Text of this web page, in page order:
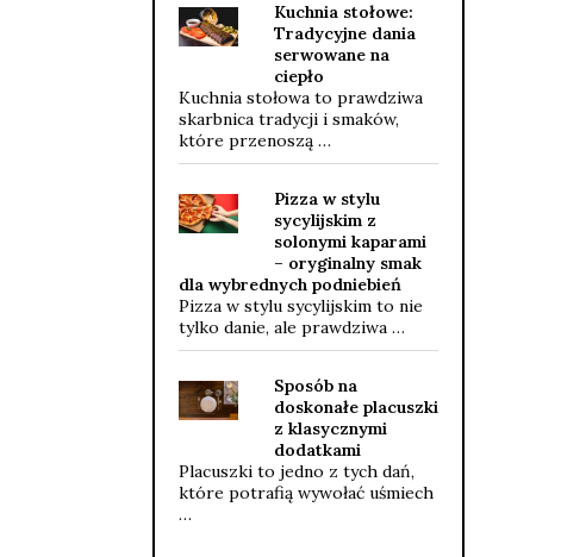
Kuchnia stołowe:
Tradycyjne dania
serwowane na
ciepło
Kuchnia stołowa to prawdziwa
skarbnica tradycji i smaków,
które przenoszą …
Pizza w stylu
sycylijskim z
solonymi kaparami
– oryginalny smak
dla wybrednych podniebień
Pizza w stylu sycylijskim to nie
tylko danie, ale prawdziwa …
Sposób na
doskonałe placuszki
z klasycznymi
dodatkami
Placuszki to jedno z tych dań,
które potrafią wywołać uśmiech
…